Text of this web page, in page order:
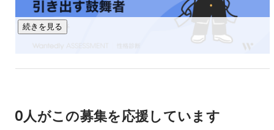
や既存の体験のブラッシュアップ、ブランディングのための
制作物の
ディレクションサポートもしています。
理し、ターゲットを明確にした戦略立案を行います。地域プ
ロデューサーは、まちの当事者として、地域が自走する未来
続きを見る
0人がこの募集を応援しています